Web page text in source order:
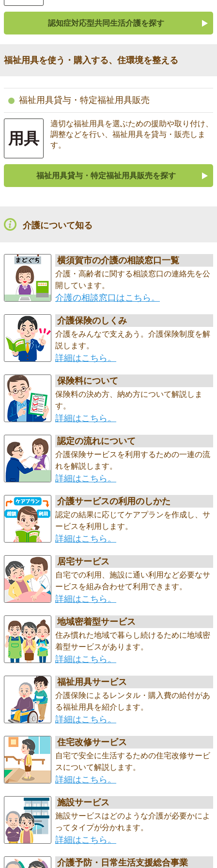
認知症対応型共同生活介護を探す
福祉用具を使う・購入する、住環境を整える
福祉用具貸与・特定福祉用具販売
用具
適切な福祉用具を選ぶための援助や取り付け、
調整などを行い、福祉用具を貸与・販売しま
す。
福祉用具貸与・特定福祉用具販売を探す
介護について知る
横須賀市の介護の相談窓口一覧
介護・高齢者に関する相談窓口の連絡先を公
開しています。
介護の相談窓口はこちら。
介護保険のしくみ
介護をみんなで支えあう。介護保険制度を解
説します。
詳細はこちら。
保険料について
保険料の決め方、納め方について解説しま
す。
詳細はこちら。
認定の流れについて
介護保険サービスを利用するための一連の流
れを解説します。
詳細はこちら。
介護サービスの利用のしかた
認定の結果に応じてケアプランを作成し、サ
ービスを利用します。
詳細はこちら。
居宅サービス
自宅での利用、施設に通い利用など必要なサ
ービスを組み合わせて利用できます。
詳細はこちら。
地域密着型サービス
住み慣れた地域で暮らし続けるために地域密
着型サービスがあります。
詳細はこちら。
福祉用具サービス
介護保険によるレンタル・購入費の給付があ
る福祉用具を紹介します。
詳細はこちら。
住宅改修サービス
自宅で安全に生活するための住宅改修サービ
スについて解説します。
詳細はこちら。
施設サービス
施設サービスはどのような介護が必要かによ
ってタイプが分かれます。
詳細はこちら。
介護予防・日常生活支援総合事業